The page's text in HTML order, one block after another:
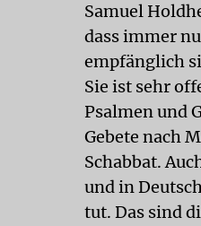
Samuel
dass immer
empfänglich
Sie ist sehr
Psalmen und
Gebete nach
Schabbat.
und in
tut. Das sind